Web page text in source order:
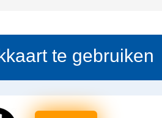
te gebruiken